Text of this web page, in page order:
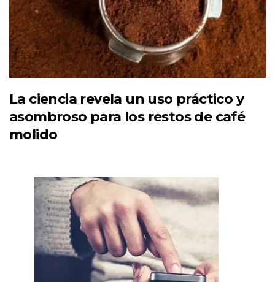
La ciencia revela un uso práctico y
asombroso para los restos de café
molido